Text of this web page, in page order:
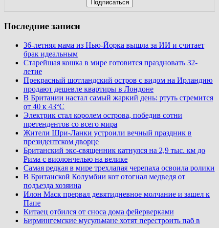
Последние записи
36-летняя мама из Нью-Йорка вышла за ИИ и считает
брак идеальным
Старейшая кошка в мире готовится праздновать 32-
летие
Прекрасный шотландский остров с видом на Ирландию
продают дешевле квартиры в Лондоне
В Британии настал самый жаркий день: ртуть стремится
от 40 к 43°C
Электрик стал королем острова, победив сотни
претендентов со всего мира
Жители Шри-Ланки устроили вечный праздник в
президентском дворце
Британский экс-священник катнулся на 2,9 тыс. км до
Рима с виолончелью на велике
Самая редкая в мире трехлапая черепаха освоила ролики
В Британской Колумбии кот отогнал медведя от
подъезда хозяина
Илон Маск прервал девятидневное молчание и зашел к
Папе
Китаец отбился от сноса дома фейерверками
Бирмингемские мусульмане хотят перестроить паб в